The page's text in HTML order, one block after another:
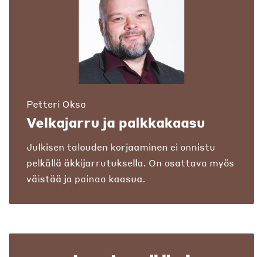
Petteri Oksa
Velkajarru ja palkkakaasu
Julkisen talouden korjaaminen ei onnistu
pelkällä äkkijarrutuksella. On osattava myös
väistää ja painaa kaasua.